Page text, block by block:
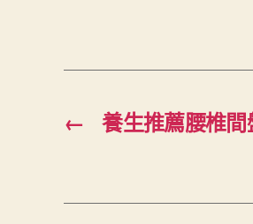
← 養生推薦腰椎